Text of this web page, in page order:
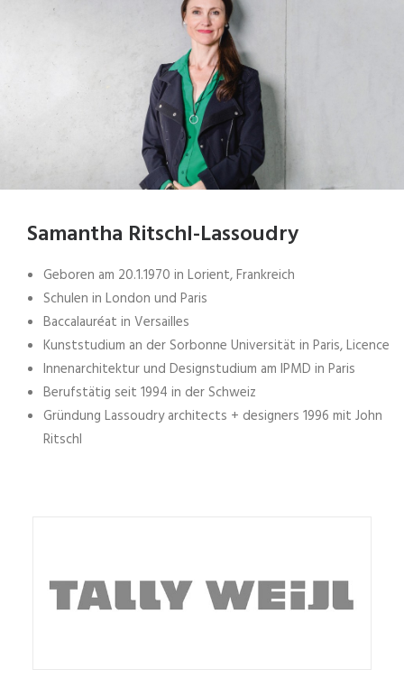
Samantha Ritschl-Lassoudry
Geboren am 20.1.1970 in Lorient, Frankreich
Schulen in London und Paris
Baccalauréat in Versailles
Kunststudium an der Sorbonne Universität in Paris, Licence
Innenarchitektur und Designstudium am IPMD in Paris
Berufstätig seit 1994 in der Schweiz
Gründung Lassoudry architects + designers 1996 mit John
Ritschl